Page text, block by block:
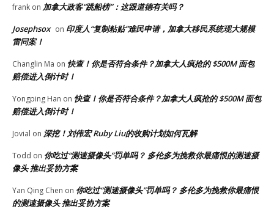
frank on 加拿大政客“跳船榜”：这跟道德有关吗？
Josephsox on 印度人“复制粘贴”难民申请，加拿大移民系统现大规模
雷同案！
Changlin Ma on 快查！你是否符合条件？加拿大人疯抢的 $500M 面包
赔偿进入倒计时！
Yongping Han on 快查！你是否符合条件？加拿大人疯抢的 $500M 面包
赔偿进入倒计时！
Jovial on 深挖！刘伟宏 Ruby Liu的收购计划如何瓦解
Todd on 你吃过“测速摄像头”罚单吗？ 多伦多为挽救你最痛恨的测速摄
像头 推出妥协方案
Yan Qing Chen on 你吃过“测速摄像头”罚单吗？ 多伦多为挽救你最痛恨
的测速摄像头 推出妥协方案